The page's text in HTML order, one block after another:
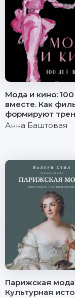
Мода и кино:
вместе. Как
формируют
Анна Баштовая
Парижская
Культурная